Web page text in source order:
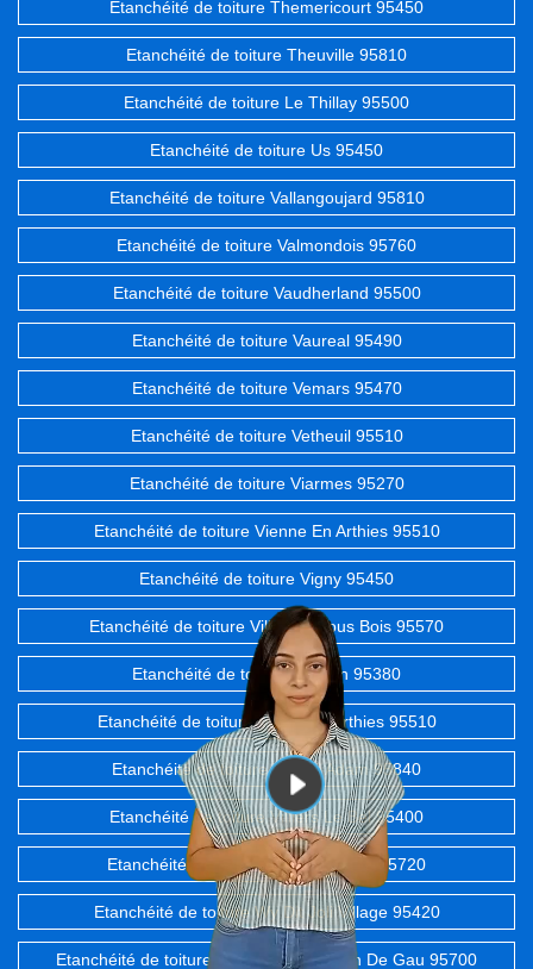
Etanchéité de toiture Themericourt 95450
Etanchéité de toiture Theuville 95810
Etanchéité de toiture Le Thillay 95500
Etanchéité de toiture Us 95450
Etanchéité de toiture Vallangoujard 95810
Etanchéité de toiture Valmondois 95760
Etanchéité de toiture Vaudherland 95500
Etanchéité de toiture Vaureal 95490
Etanchéité de toiture Vemars 95470
Etanchéité de toiture Vetheuil 95510
Etanchéité de toiture Viarmes 95270
Etanchéité de toiture Vienne En Arthies 95510
Etanchéité de toiture Vigny 95450
Etanchéité de toiture Villaines Sous Bois 95570
Etanchéité de toiture Villeron 95380
Etanchéité de toiture Villers En Arthies 95510
Etanchéité de toiture Villiers Adam 95840
Etanchéité de toiture Villiers Le Bel 95400
Etanchéité de toiture Villiers Le Sec 95720
Etanchéité de toiture Wy Dit Joli Village 95420
Etanchéité de toiture Roissy Aeroport Ch De Gau 95700